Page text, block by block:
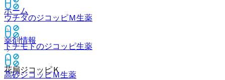
ウチダのジコッピＭ生薬
トチモトのジコッピ生薬
高砂ジコッピＭ生薬
ホーム
薬剤情報
花扇ジコッピＫ